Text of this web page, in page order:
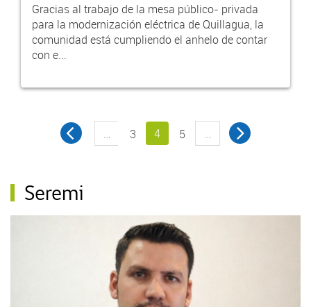
Gracias al trabajo de la mesa público- privada
para la modernización eléctrica de Quillagua, la
comunidad está cumpliendo el anhelo de contar
con e...
… 3 4 5 …
Seremi